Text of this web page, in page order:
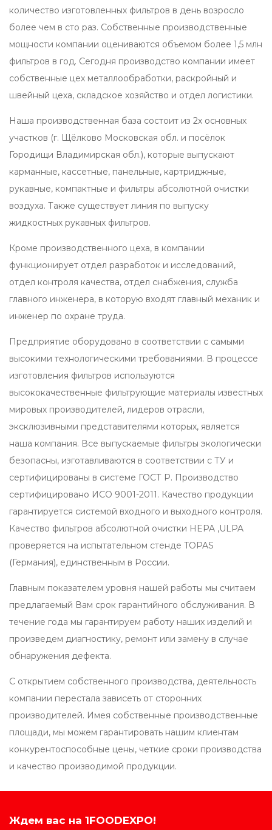
количество изготовленных фильтров в день возросло
более чем в сто раз. Собственные производственные
мощности компании оцениваются объемом более 1,5 млн
фильтров в год. Сегодня производство компании имеет
собственные цех металлообработки, раскройный и
швейный цеха, складское хозяйство и отдел логистики.
Наша производственная база состоит из 2х основных
участков (г. Щёлково Московская обл. и посёлок
Городищи Владимирская обл.), которые выпускают
карманные, кассетные, панельные, картриджные,
рукавные, компактные и фильтры абсолютной очистки
воздуха. Также существует линия по выпуску
жидкостных рукавных фильтров.
Кроме производственного цеха, в компании
функционирует отдел разработок и исследований,
отдел контроля качества, отдел снабжения, служба
главного инженера, в которую входят главный механик и
инженер по охране труда.
Предприятие оборудовано в соответствии с самыми
высокими технологическими требованиями. В процессе
изготовления фильтров используются
высококачественные фильтрующие материалы известных
мировых производителей, лидеров отрасли,
эксклюзивными представителями которых, является
наша компания. Все выпускаемые фильтры экологически
безопасны, изготавливаются в соответствии с ТУ и
сертифицированы в системе ГОСТ Р. Производство
сертифицировано ИСО 9001-2011. Качество продукции
гарантируется системой входного и выходного контроля.
Качество фильтров абсолютной очистки HEPA ,ULPA
проверяется на испытательном стенде TOPAS
(Германия), единственным в России.
Главным показателем уровня нашей работы мы считаем
предлагаемый Вам срок гарантийного обслуживания. В
течение года мы гарантируем работу наших изделий и
произведем диагностику, ремонт или замену в случае
обнаружения дефекта.
С открытием собственного производства, деятельность
компании перестала зависеть от сторонних
производителей. Имея собственные производственные
площади, мы можем гарантировать нашим клиентам
конкурентоспособные цены, четкие сроки производства
и качество производимой продукции.
Ждем вас на 1FOODEXPO!